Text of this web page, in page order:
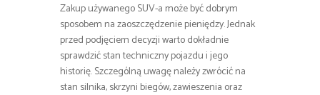
Zakup używanego SUV-a może być dobrym
sposobem na zaoszczędzenie pieniędzy. Jednak
przed podjęciem decyzji warto dokładnie
sprawdzić stan techniczny pojazdu i jego
historię. Szczególną uwagę należy zwrócić na
stan silnika, skrzyni biegów, zawieszenia oraz